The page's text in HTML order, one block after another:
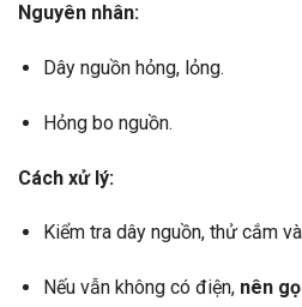
Nguyên nhân:
Dây nguồn hỏng, lỏng.
Hỏng bo nguồn.
Cách xử lý:
Kiểm tra dây nguồn, thử cắm
Nếu vẫn không có điện, nên